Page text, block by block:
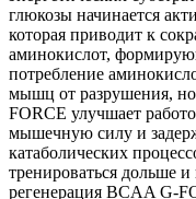
глюкозы начинается
которая приводит к
аминокислот,
потребление
мышц от разрушения,
FORCE улучшает
мышечную силу и
катаболических
тренироваться дольше
регенерация BCAA G-